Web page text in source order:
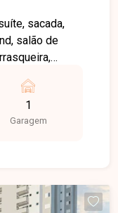
sacada,
salão de
1
Garagem